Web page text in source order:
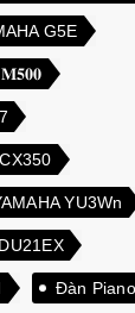
G5E
YU3Wn
Đàn